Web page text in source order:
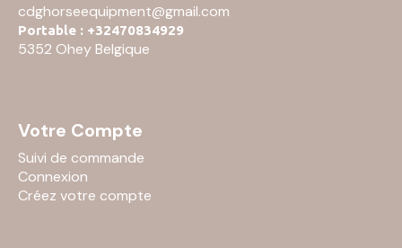
cdghorseequipment@gmail.com
Portable : +32470834929
5352 Ohey Belgique
Votre Compte
Suivi de commande
Connexion
Créez votre compte